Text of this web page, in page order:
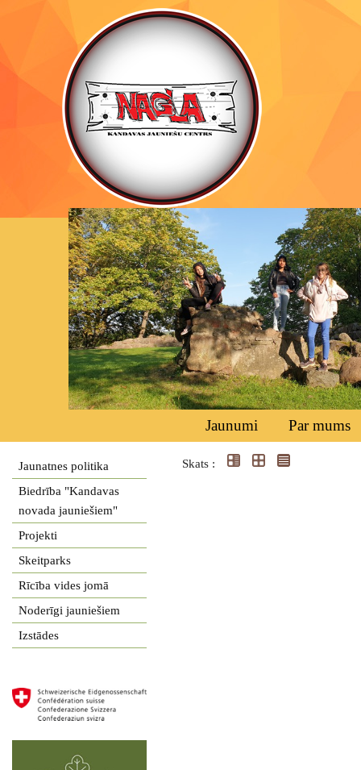
Jaunumi Par mums
Jaunatnes politika
Biedrība "Kandavas
novada jauniešiem"
Projekti
Skeitparks
Rīcība vides jomā
Noderīgi jauniešiem
Izstādes
Skats :